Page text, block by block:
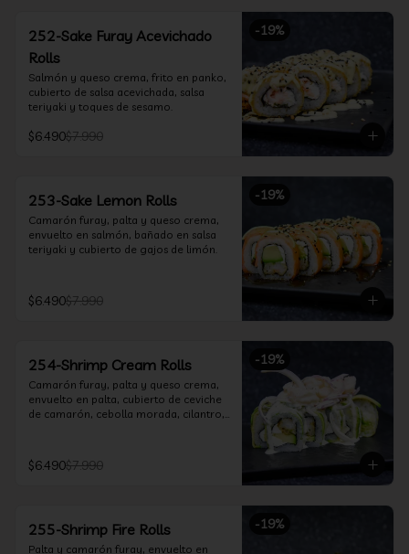
-19%
252-Sake Furay Acevichado
Rolls
Salmón y queso crema, frito en panko,
cubierto de salsa acevichada, salsa
teriyaki y toques de sesamo.
$6.490$7.990
-19%
253-Sake Lemon Rolls
Camarón furay, palta y queso crema,
envuelto en salmón, bañado en salsa
teriyaki y cubierto de gajos de limón.
$6.490$7.990
-19%
254-Shrimp Cream Rolls
Camarón furay, palta y queso crema,
envuelto en palta, cubierto de ceviche
de camarón, cebolla morada, cilantro,
$6.490$7.990
-19%
255-Shrimp Fire Rolls
Palta y camarón furay, envuelto en